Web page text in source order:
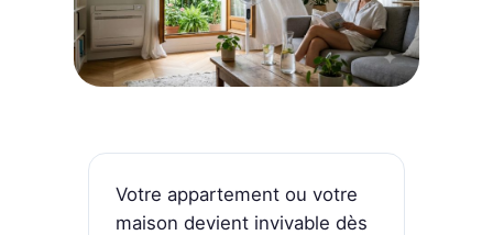
Votre appartement ou votre
maison devient invivable dès